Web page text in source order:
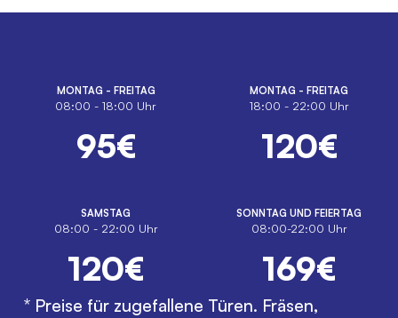
MONTAG - FREITAG
08:00 - 18:00 Uhr
95€
MONTAG - FREITAG
18:00 - 22:00 Uhr
120€
SAMSTAG
08:00 - 22:00 Uhr
120€
SONNTAG UND FEIERTAG
08:00-22:00 Uhr
169€
* Preise für zugefallene Türen. Fräsen,